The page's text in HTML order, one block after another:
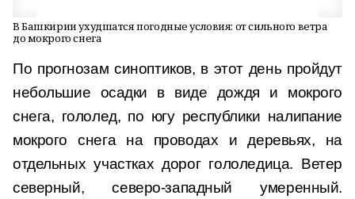
В Башкирии ухудшатся погодные условия: от сильного ветра
до мокрого снега
По прогнозам синоптиков, в этот день пройдут
небольшие осадки в виде дождя и мокрого
снега, гололед, по югу республики налипание
мокрого снега на проводах и деревьях, на
отдельных участках дорог гололедица. Ветер
северный, северо-западный умеренный.